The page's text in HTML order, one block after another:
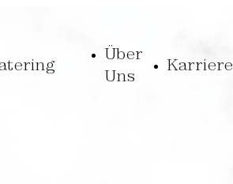
Über
Uns
Karriere